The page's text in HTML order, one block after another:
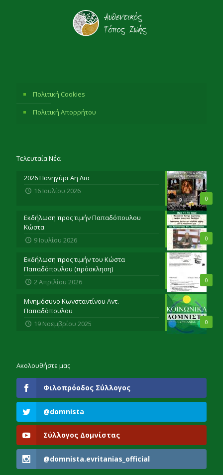
Πολιτική Cookies
Πολιτική Απορρήτου
Τελευταία Νέα
0
2026 Πανηγύρι Αη Λια
16 Ιουλίου 2026
0
Εκδήλωση προς τιμήν Παπαδόπουλου
Κώστα
9 Ιουλίου 2026
0
Εκδήλωση προς τιμήν του Κώστα
Παπαδόπουλου (πρόσκληση)
2 Απριλίου 2026
0
Μνημόσυνο Κωνσταντίνου Αντ.
Παπαδόπουλου
19 Νοεμβρίου 2025
Ακολουθήστε μας
Φιλοπρόοδος Σύλλογος
@domnista
Σύλλογος Δομνίστας
@domnista.evritanias_official